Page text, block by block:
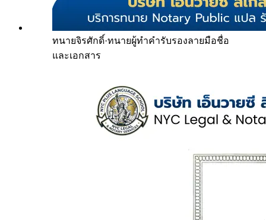
ทนายจิรศักดิ์·ทนายผู้ทำคำรับรองลายมือชื่อ
และเอกสาร